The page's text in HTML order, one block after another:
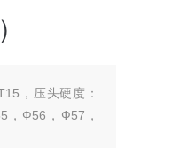
，压头硬度：
，Ф56，Ф57，